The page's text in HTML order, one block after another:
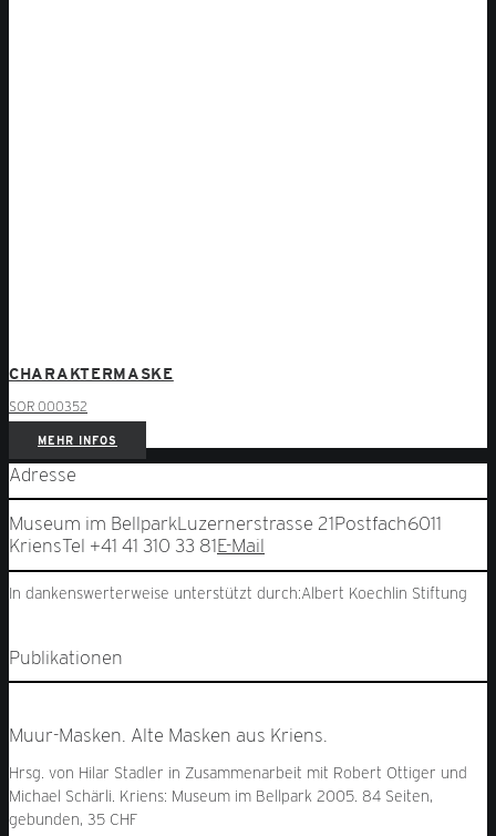
CHARAKTERMASKE
SOR 000352
MEHR INFOS
Adresse
Museum im BellparkLuzernerstrasse 21Postfach6011
KriensTel +41 41 310 33 81E-Mail
In dankenswerterweise unterstützt durch:Albert Koechlin Stiftung
Publikationen
Muur-Masken. Alte Masken aus Kriens.
Hrsg. von Hilar Stadler in Zusammenarbeit mit Robert Ottiger und
Michael Schärli. Kriens: Museum im Bellpark 2005. 84 Seiten,
gebunden, 35 CHF